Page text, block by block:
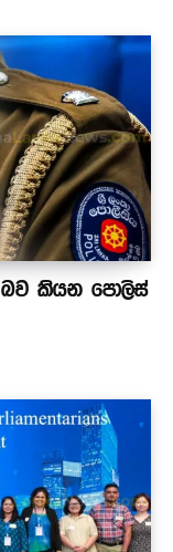
බව කියන පොලිස්